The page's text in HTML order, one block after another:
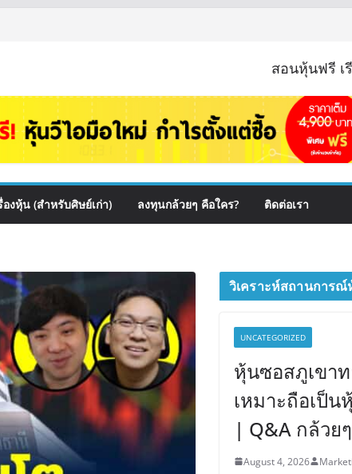
สอนหุ้นฟรี
งหุ้น (สำหรับศิษย์เก่า) ลงทุนกล้วยๆ คือใคร? ติดต่อเรา
วิเคราะห์สถานการ
UNCATEGORIZED
หุ้นซอสภูเขาท
เหมาะถือเป็
| Q&A กล้วย
August 4, 2026